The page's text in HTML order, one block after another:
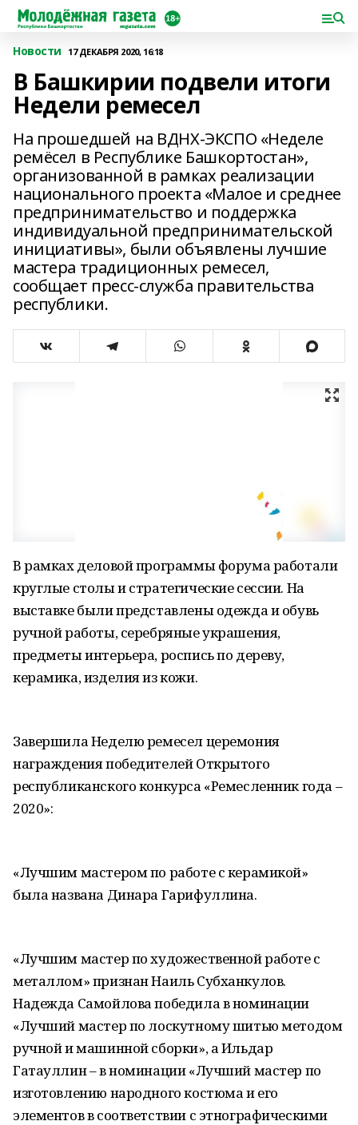
Новости 17 ДЕКАБРЯ 2020, 16:18
В Башкирии подвели итоги
Недели ремесел
На прошедшей на ВДНХ-ЭКСПО «Неделе
ремёсел в Республике Башкортостан»,
организованной в рамках реализации
национального проекта «Малое и среднее
предпринимательство и поддержка
индивидуальной предпринимательской
инициативы», были объявлены лучшие
мастера традиционных ремесел,
сообщает пресс-служба правительства
республики.
В рамках деловой программы форума работали
круглые столы и стратегические сессии. На
выставке были представлены одежда и обувь
ручной работы, серебряные украшения,
предметы интерьера, роспись по дереву,
керамика, изделия из кожи.
Завершила Неделю ремесел церемония
награждения победителей Открытого
республиканского конкурса «Ремесленник года –
2020»:
«Лучшим мастером по работе с керамикой»
была названа Динара Гарифуллина.
«Лучшим мастер по художественной работе с
металлом» признан Наиль Субханкулов.
Надежда Самойлова победила в номинации
«Лучший мастер по лоскутному шитью методом
ручной и машинной сборки», а Ильдар
Гатауллин – в номинации «Лучший мастер по
изготовлению народного костюма и его
элементов в соответствии с этнографическими